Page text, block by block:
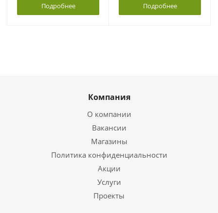
Подробнее Подробнее
Компания
О компании
Вакансии
Магазины
Политика конфиденциальности
Акции
Услуги
Проекты